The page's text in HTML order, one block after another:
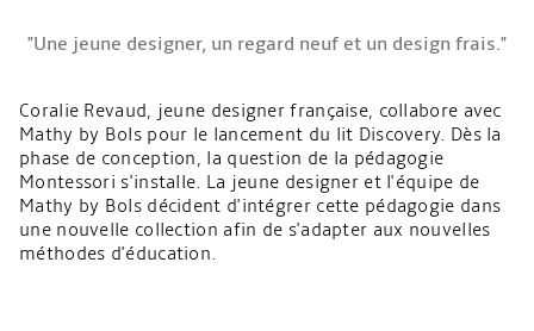
"Une jeune designer, un regard neuf et un design frais."
Coralie Revaud, jeune designer française, collabore avec
Mathy by Bols pour le lancement du lit Discovery. Dès la
phase de conception, la question de la pédagogie
Montessori s'installe. La jeune designer et l'équipe de
Mathy by Bols décident d'intégrer cette pédagogie dans
une nouvelle collection afin de s'adapter aux nouvelles
méthodes d'éducation.